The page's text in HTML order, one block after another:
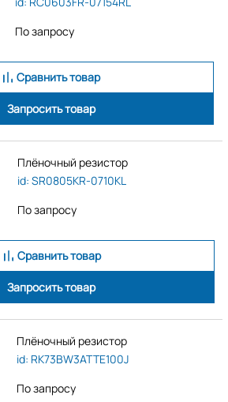
По запросу
Сравнить товар
Запросить товар
Плёночный резистор
id: SR0805KR-0710KL
По запросу
Сравнить товар
Запросить товар
Плёночный резистор
id: RK73BW3ATTE100J
По запросу